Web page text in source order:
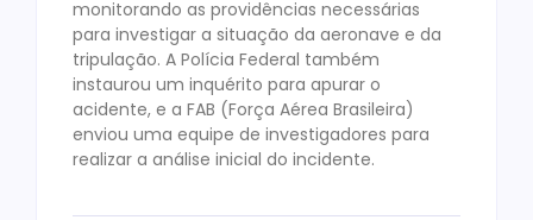
monitorando as providências necessárias
para investigar a situação da aeronave e da
tripulação. A Polícia Federal também
instaurou um inquérito para apurar o
acidente, e a FAB (Força Aérea Brasileira)
enviou uma equipe de investigadores para
realizar a análise inicial do incidente.